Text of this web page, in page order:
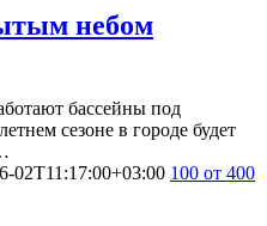
небом
бассейны под
сезоне в городе будет
02T11:17:00+03:00 100 от 400